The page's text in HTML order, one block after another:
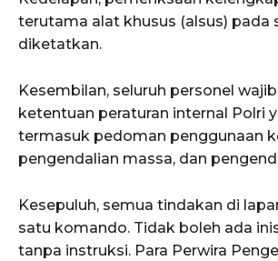
terutama alat khusus (alsus) pada
diketatkan.
Kesembilan, seluruh personel
ketentuan peraturan internal Polri
termasuk pedoman penggunaan
pengendalian massa, dan
Kesepuluh, semua tindakan di
satu komando. Tidak boleh ada
tanpa instruksi. Para Perwira